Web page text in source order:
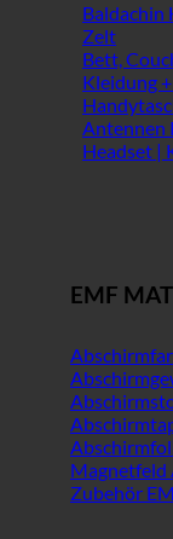
Baldachin
Zelt
Bett,
Kleidung
Antennen
Headset |
EMF
Magnetfeld
Zubehör